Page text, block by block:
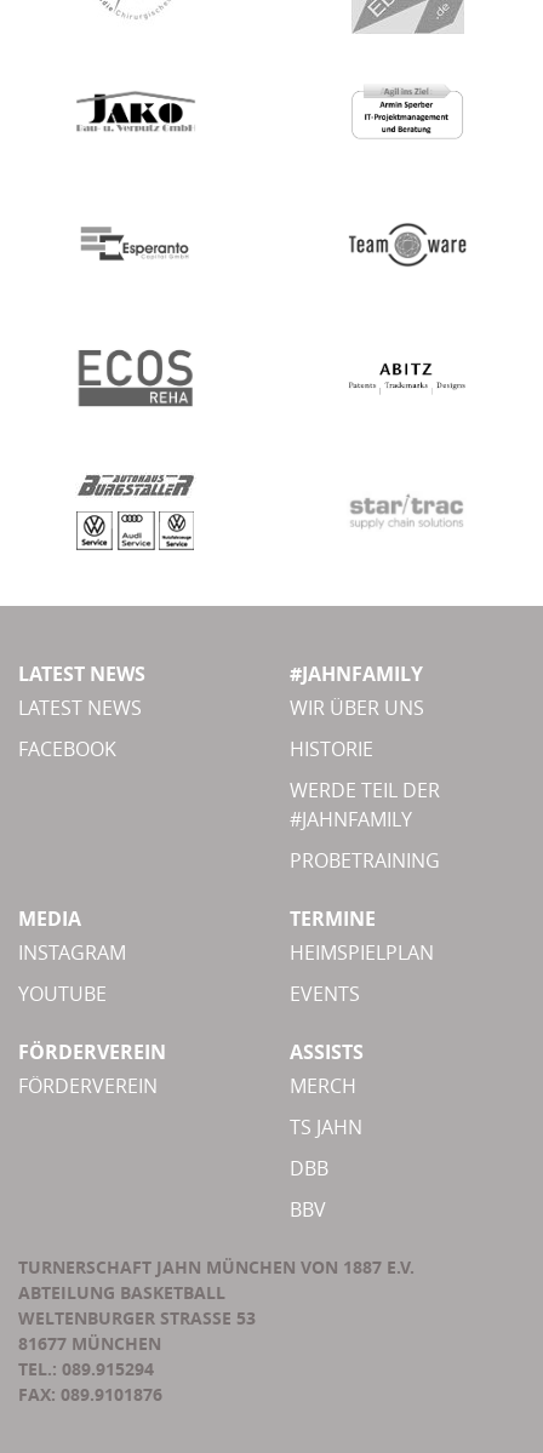
LATEST NEWS
LATEST NEWS
FACEBOOK
#JAHNFAMILY
WIR ÜBER UNS
HISTORIE
WERDE TEIL DER
#JAHNFAMILY
PROBETRAINING
MEDIA
INSTAGRAM
YOUTUBE
TERMINE
HEIMSPIELPLAN
EVENTS
FÖRDERVEREIN
FÖRDERVEREIN
ASSISTS
MERCH
TS JAHN
DBB
BBV
TURNERSCHAFT JAHN MÜNCHEN VON 1887 E.V.
ABTEILUNG BASKETBALL
WELTENBURGER STRASSE 53
81677 MÜNCHEN
TEL.: 089.915294
FAX: 089.9101876